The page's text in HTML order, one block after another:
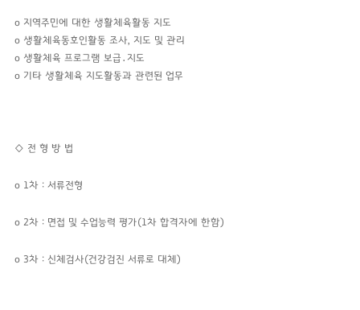
o 지역주민에 대한 생활체육활동 지도
o 생활체육동호인활동 조사, 지도 및 관리
o 생활체육 프로그램 보급․지도
o 기타 생활체육 지도활동과 관련된 업무
◇ 전 형 방 법
o 1차 : 서류전형
o 2차 : 면접 및 수업능력 평가(1차 합격자에 한함)
o 3차 : 신체검사(건강검진 서류로 대체)